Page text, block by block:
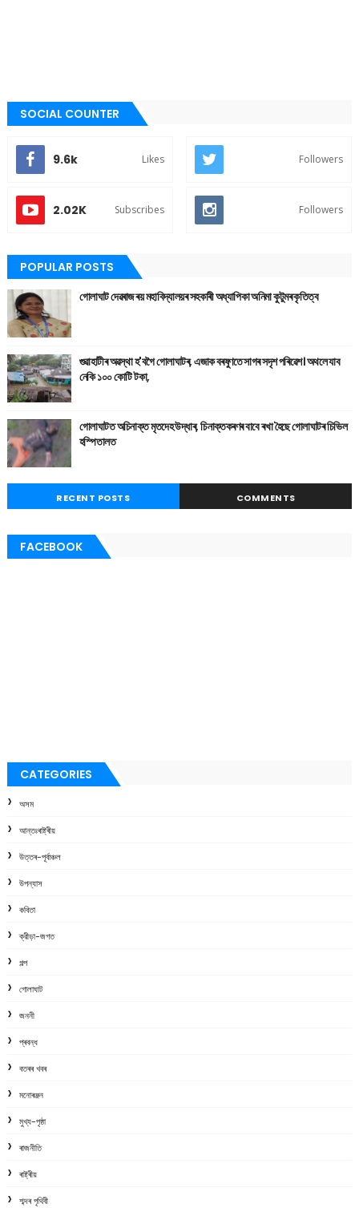
SOCIAL COUNTER
9.6k Likes Followers
2.02K Subscribes Followers
POPULAR POSTS
গোলাঘাট দেৱৰাজ ৰয় মহাবিদ্যালয়ৰ সহকাৰী অধ্যাপিকা অনিমা কুটুমৰ কৃতিত্ব
গুৱাহাটীৰ অৱস্থা হ'বগৈ গোলাঘাটৰ, এজাক বৰষুণতে সাগৰ সদৃশ পৰিৱেশ। অথলে যাব
নেকি ১০০ কোটি টকা,
গোলাঘাটত অচিনাক্ত মৃতদেহ উদ্ধাৰ, চিনাক্তকৰণৰ বাবে ৰখা হৈছে গোলাঘাটৰ চিভিল
হস্পিতালত
RECENT POSTS COMMENTS
FACEBOOK
CATEGORIES
অসম
আন্তঃৰাষ্ট্ৰীয়
উত্তৰ-পূৰ্বাঞ্চল
উপন্যাস
কবিতা
ক্রীড়া-জগত
গল্প
গোলাঘাট
জননী
প্ৰবন্ধ
বতৰৰ খবৰ
মনোৰঞ্জন
মুখ্য-পৃষ্ঠা
ৰাজনীতি
ৰাষ্ট্ৰীয়
শব্দৰ পৃথিবী